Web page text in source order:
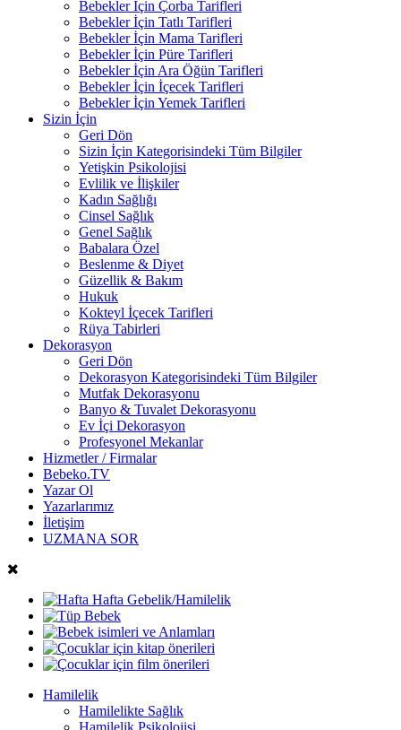
Bebekler İçin Çorba Tarifleri
Bebekler İçin Tatlı Tarifleri
Bebekler İçin Mama Tarifleri
Bebekler İçin Püre Tarifleri
Bebekler İçin Ara Öğün Tarifleri
Bebekler İçin İçecek Tarifleri
Bebekler İçin Yemek Tarifleri
Sizin İçin
Geri Dön
Sizin İçin Kategorisindeki Tüm Bilgiler
Yetişkin Psikolojisi
Evlilik ve İlişkiler
Kadın Sağlığı
Cinsel Sağlık
Genel Sağlık
Babalara Özel
Beslenme & Diyet
Güzellik & Bakım
Hukuk
Kokteyl İçecek Tarifleri
Rüya Tabirleri
Dekorasyon
Geri Dön
Dekorasyon Kategorisindeki Tüm Bilgiler
Mutfak Dekorasyonu
Banyo & Tuvalet Dekorasyonu
Ev İçi Dekorasyon
Profesyonel Mekanlar
Hizmetler / Firmalar
Bebeko.TV
Yazar Ol
Yazarlarımız
İletişim
UZMANA SOR
Hamilelik
Hamilelikte Sağlık
Hamilelik Psikolojisi